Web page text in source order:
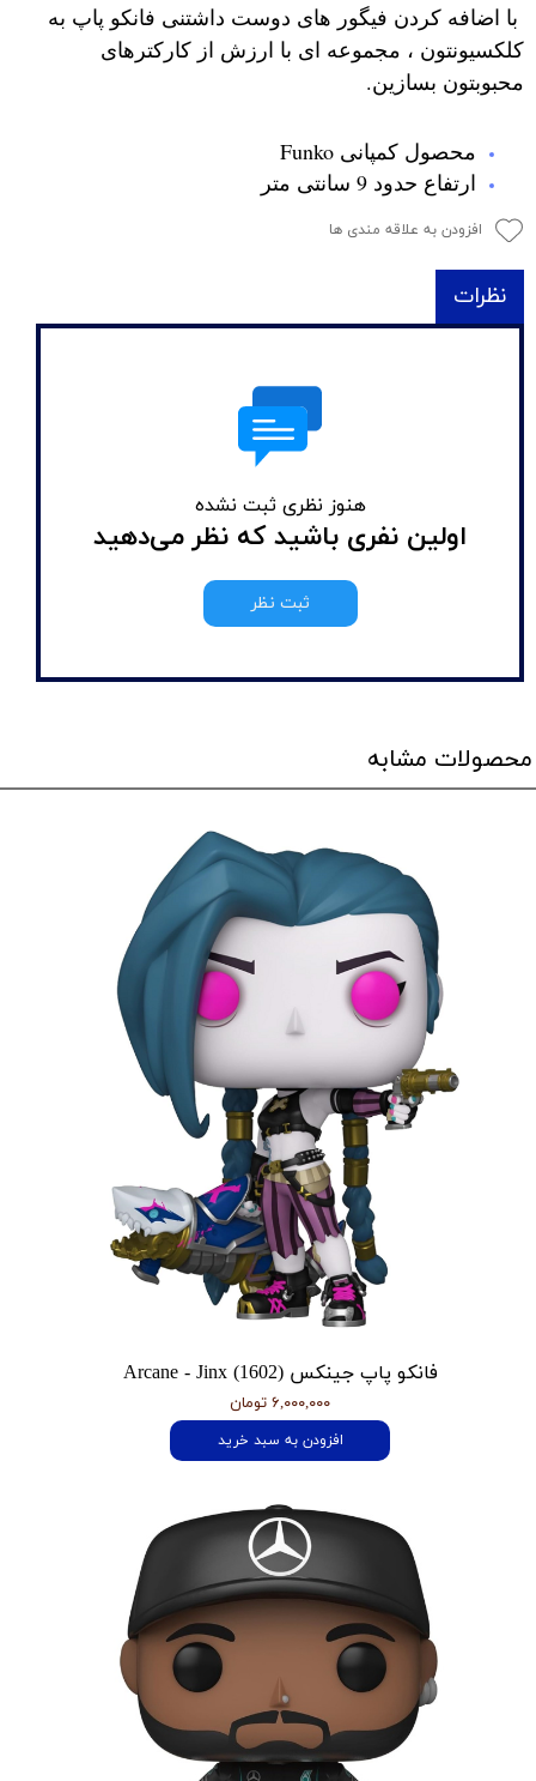
با اضافه کردن فیگور های دوست داشتنی فانکو پاپ به
کلکسیونتون ، مجموعه ای با ارزش از کارکترهای
محبوبتون بسازین.
محصول کمپانی Funko
ارتفاع حدود 9 سانتی متر
افزودن به علاقه مندی ها
نظرات
هنوز نظری ثبت نشده
اولین نفری باشید که نظر می‌دهید
ثبت نظر
محصولات مشابه
فانکو پاپ جینکس Arcane - Jinx (1602)
۶,۰۰۰,۰۰۰ تومان
افزودن به سبد خرید